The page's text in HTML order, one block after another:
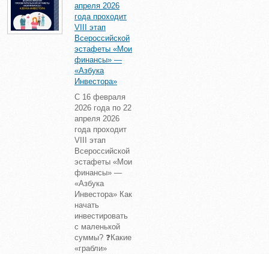
апреля 2026
года проходит
VIII этап
Всероссийской
эстафеты «Мои
финансы» —
«Азбука
Инвестора»
С 16 февраля
2026 года по 22
апреля 2026
года проходит
VIII этап
Всероссийской
эстафеты «Мои
финансы» —
«Азбука
Инвестора» Как
начать
инвестировать
с маленькой
суммы? ❓Какие
«грабли»